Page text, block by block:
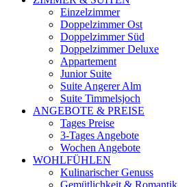
Einzelzimmer
Doppelzimmer Ost
Doppelzimmer Süd
Doppelzimmer Deluxe
Appartement
Junior Suite
Suite Angerer Alm
Suite Timmelsjoch
ANGEBOTE & PREISE
Tages Preise
3-Tages Angebote
Wochen Angebote
WOHLFÜHLEN
Kulinarischer Genuss
Gemütlichkeit & Romantik